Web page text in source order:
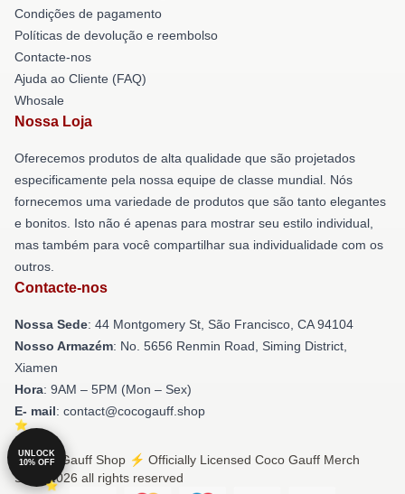
Condições de pagamento
Políticas de devolução e reembolso
Contacte-nos
Ajuda ao Cliente (FAQ)
Whosale
Nossa Loja
Oferecemos produtos de alta qualidade que são projetados
especificamente pela nossa equipe de classe mundial. Nós
fornecemos uma variedade de produtos que são tanto elegantes
e bonitos. Isto não é apenas para mostrar seu estilo individual,
mas também para você compartilhar sua individualidade com os
outros.
Contacte-nos
Nossa Sede: 44 Montgomery St, São Francisco, CA 94104
Nosso Armazém: No. 5656 Renmin Road, Siming District,
Xiamen
Hora: 9AM – 5PM (Mon – Sex)
E- mail: contact@cocogauff.shop
© Coco Gauff Shop ⚡️ Officially Licensed Coco Gauff Merch
Store 2026 all rights reserved
UNLOCK
10% OFF